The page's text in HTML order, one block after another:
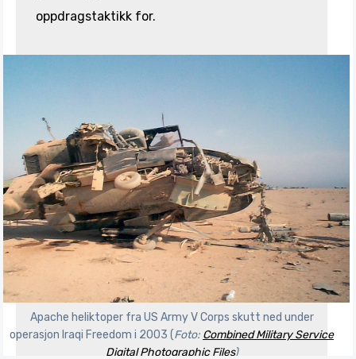
oppdragstaktikk for.
Apache heliktoper fra US Army V Corps skutt ned under
operasjon Iraqi Freedom i 2003 (Foto: Combined Military Service
Digital Photographic Files)